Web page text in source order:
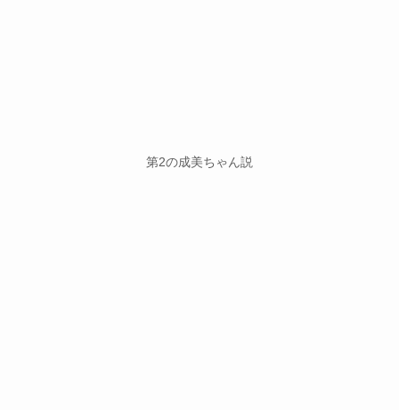
第2の成美ちゃん説